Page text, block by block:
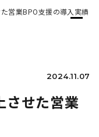
営業BPO支援の導入実績
2024.11.07
させた営業